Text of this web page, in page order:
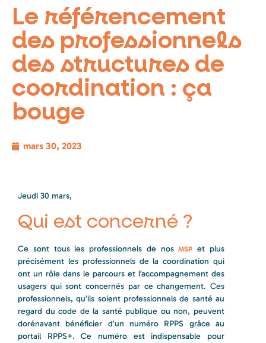
Le référencement
des professionnels
des structures de
coordination : ça
bouge
mars 30, 2023
Jeudi 30 mars,
Qui est concerné ?
Ce sont tous les professionnels de nosMSP et plus
précisément les professionnels de la coordination qui
ont un rôle dans le parcours et l’accompagnement des
usagers qui sont concernés par ce changement. Ces
professionnels, qu’ils soient professionnels de santé au
regard du code de la santé publique ou non, peuvent
dorénavant bénéficier d’un numéro RPPS grâce au
portail RPPS+. Ce numéro est indispensable pour